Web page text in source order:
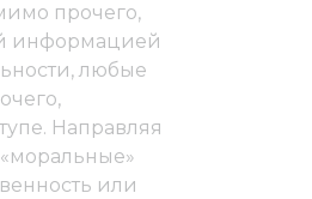
прочего,
информацией
любые
Направляя
или